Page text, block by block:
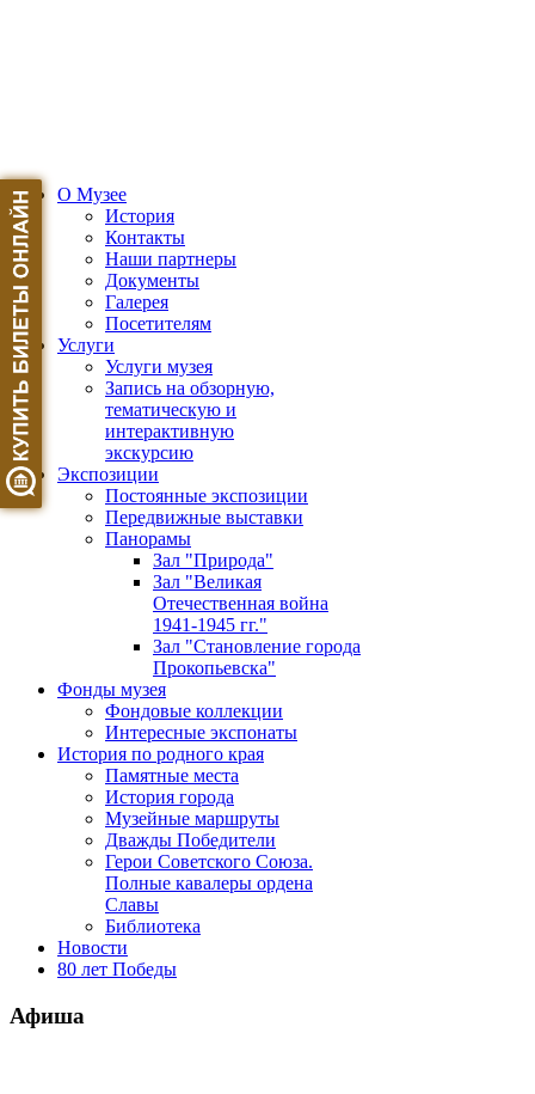
О Музее
История
Контакты
Наши партнеры
Документы
Галерея
Посетителям
Услуги
Услуги музея
Запись на обзорную,
тематическую и
интерактивную
экскурсию
Экспозиции
Постоянные экспозиции
Передвижные выставки
Панорамы
Зал "Природа"
Зал "Великая
Отечественная война
1941-1945 гг."
Зал "Становление города
Прокопьевска"
Фонды музея
Фондовые коллекции
Интересные экспонаты
История по родного края
Памятные места
История города
Музейные маршруты
Дважды Победители
Герои Советского Союза.
Полные кавалеры ордена
Славы
Библиотека
Новости
80 лет Победы
Афиша